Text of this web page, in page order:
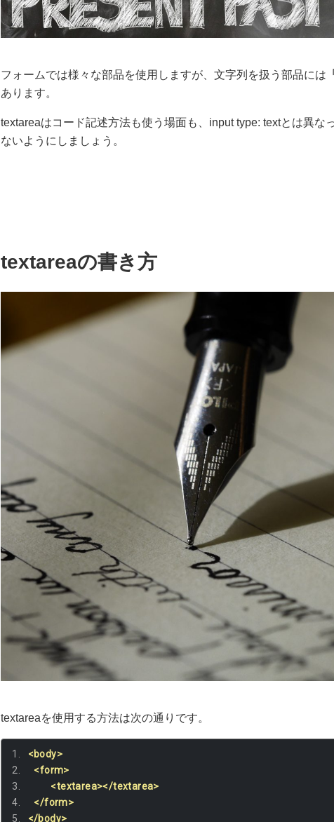
フォームでは様々な部品を使用しますが、文字列を扱う部品には
あります。
textareaはコード記述方法も使う場面も、input type: textとは異な
ないようにしましょう。
textareaの書き方
textareaを使用する方法は次の通りです。
<body>
<form>
<textarea></textarea>
</form>
</body>